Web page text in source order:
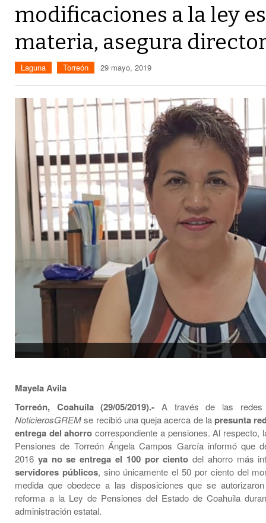
modificaciones a la ley
materia, asegura
Laguna Torreón 29 mayo, 2019
Mayela Avila
Torreón, Coahuila (29/05/2019).- A través de las redes
NoticierosGREMse recibió una queja acerca de la presunta
entrega del ahorro correspondiente a pensiones. Al respecto,
Pensiones de Torreón Ángela Campos García informó que
2016 ya no se entrega el 100 por cientodel ahorro más
servidores públicos, sino únicamente el 50 por ciento del
medida que obedece a las disposiciones que se
reforma a la Ley de Pensiones del Estado de Coahuila
administración estatal.